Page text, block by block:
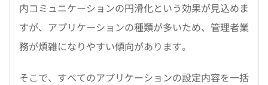
内コミュニケーションの円滑化という効果が見込めま
すが、アプリケーションの種類が多いため、管理者業
務が煩雑になりやすい傾向があります。
そこで、すべてのアプリケーションの設定内容を一括